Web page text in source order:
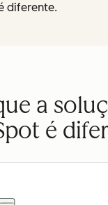
diferente.
a
é